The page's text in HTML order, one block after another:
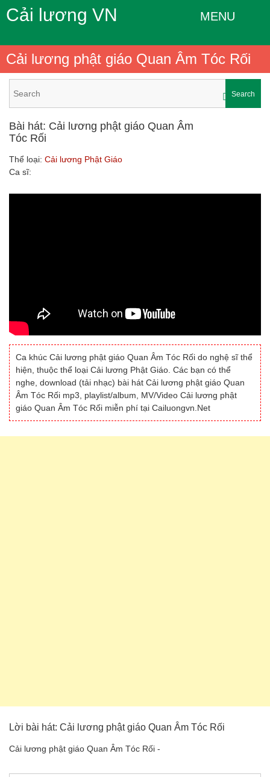
Cải lương VN MENU
Cải lương phật giáo Quan Âm Tóc Rối
Search
Bài hát: Cải lương phật giáo Quan Âm
Tóc Rối
Thể loại: Cải lương Phật Giáo
Ca sĩ:
Ca khúc Cải lương phật giáo Quan Âm Tóc Rối do nghệ sĩ thể
hiện, thuộc thể loại Cải lương Phật Giáo. Các bạn có thể
nghe, download (tải nhạc) bài hát Cải lương phật giáo Quan
Âm Tóc Rối mp3, playlist/album, MV/Video Cải lương phật
giáo Quan Âm Tóc Rối miễn phí tại Cailuongvn.Net
Lời bài hát: Cải lương phật giáo Quan Âm Tóc Rối
Cải lương phật giáo Quan Âm Tóc Rối -